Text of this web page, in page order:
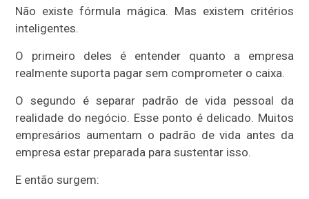
Não existe fórmula mágica. Mas existem critérios
inteligentes.
O primeiro deles é entender quanto a empresa
realmente suporta pagar sem comprometer o caixa.
O segundo é separar padrão de vida pessoal da
realidade do negócio. Esse ponto é delicado. Muitos
empresários aumentam o padrão de vida antes da
empresa estar preparada para sustentar isso.
E então surgem: